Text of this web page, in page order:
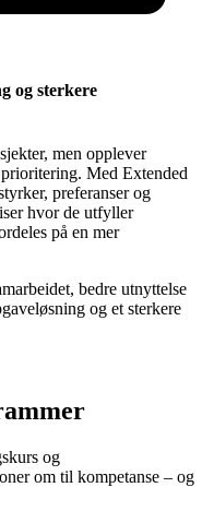
og sterkere
men opplever
Med Extended
preferanser og
hvor de utfyller
på en mer
bedre utnyttelse
og et sterkere
og
om til kompetanse – og